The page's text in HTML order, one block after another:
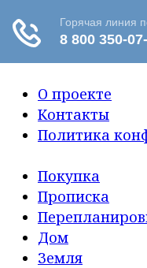
О проекте
Контакты
Политика
Покупка
Прописка
Дом
Земля